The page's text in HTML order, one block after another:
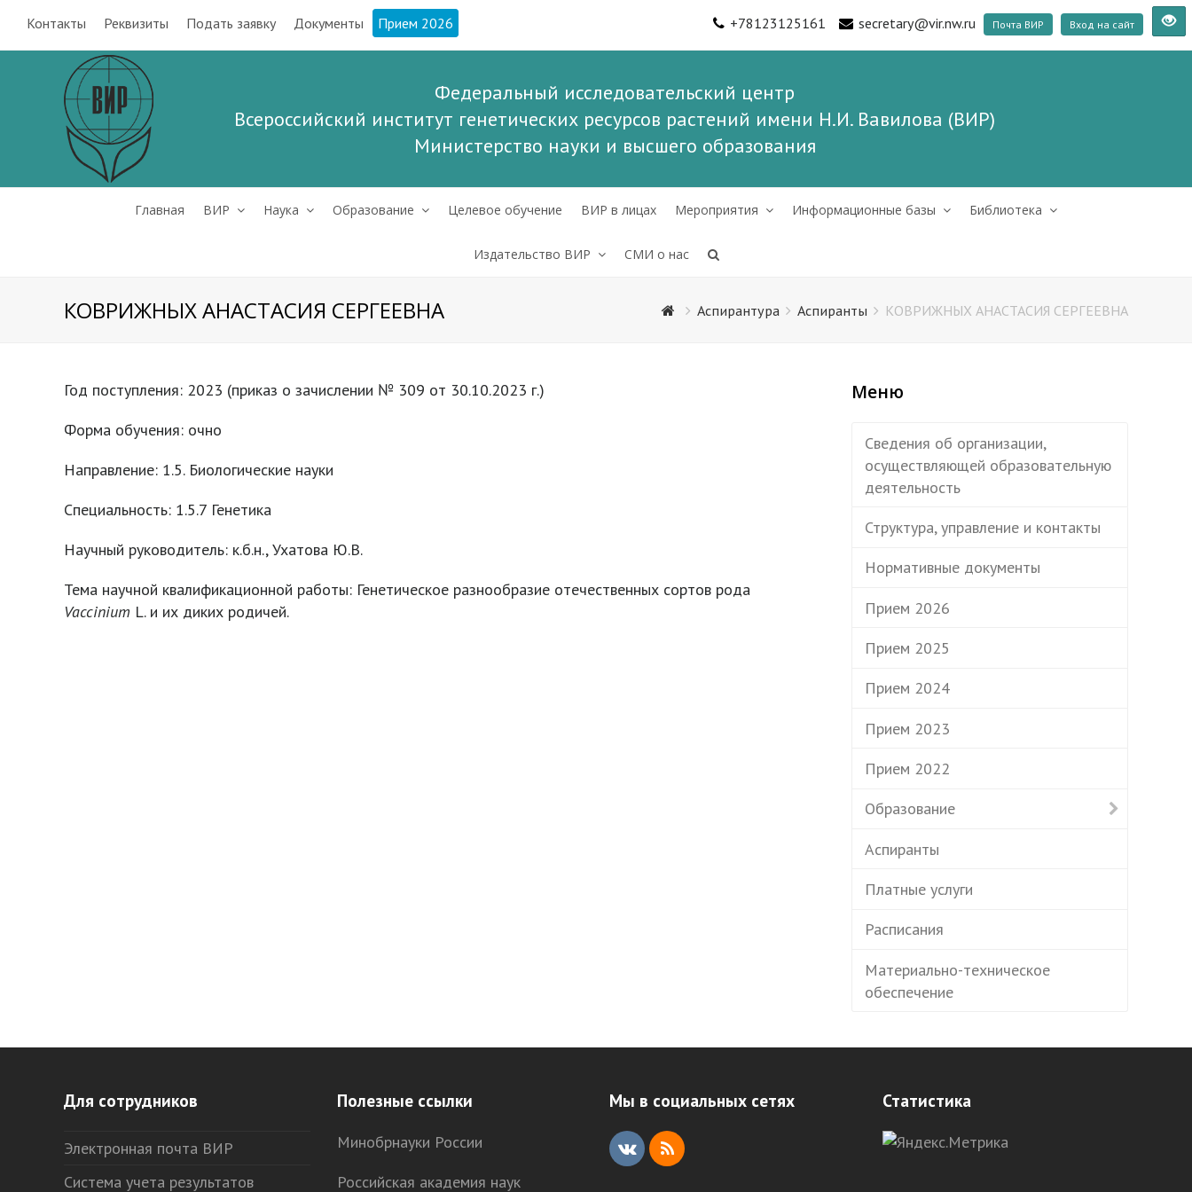
Контакты Реквизиты Подать заявку Документы Прием 2026 +78123125161 secretary@vir.nw.ru Почта ВИР Вход на сайт
Федеральный исследовательский центр
Всероссийский институт генетических ресурсов растений имени Н.И. Вавилова (ВИР)
Министерство науки и высшего образования
Главная ВИР Наука Образование Целевое обучение ВИР в лицах Мероприятия Информационные базы Библиотека
Издательство ВИР СМИ о нас
КОВРИЖНЫХ АНАСТАСИЯ СЕРГЕЕВНА Аспирантура Аспиранты КОВРИЖНЫХ АНАСТАСИЯ СЕРГЕЕВНА
Год поступления: 2023 (приказ о зачислении № 309 от 30.10.2023 г.)
Форма обучения: очно
Направление: 1.5. Биологические науки
Специальность: 1.5.7 Генетика
Научный руководитель: к.б.н., Ухатова Ю.В.
Тема научной квалификационной работы: Генетическое разнообразие отечественных сортов рода
Vaccinium L. и их диких родичей.
Меню
Сведения об организации,
осуществляющей образовательную
деятельность
Структура, управление и контакты
Нормативные документы
Прием 2026
Прием 2025
Прием 2024
Прием 2023
Прием 2022
Образование
Аспиранты
Платные услуги
Расписания
Материально-техническое
обеспечение
Для сотрудников
Электронная почта ВИР
Система учета результатов
Полезные ссылки
Минобрнауки России
Российская академия наук
Мы в социальных сетях
V
R
Статистика